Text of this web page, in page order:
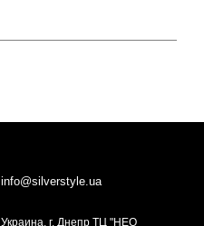
info@silverstyle.ua
Украина, г. Днепр ТЦ "НЕО